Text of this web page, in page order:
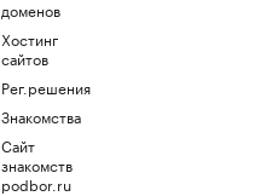
доменов
Хостинг
сайтов
Рег.решения
Знакомства
Сайт
знакомств
podbor.ru